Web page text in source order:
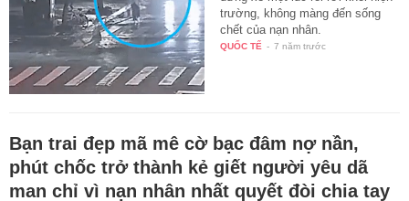
trường, không màng đến sống
chết của nạn nhân.
QUỐC TẾ - 7 năm trước
Bạn trai đẹp mã mê cờ bạc đâm nợ nần,
phút chốc trở thành kẻ giết người yêu dã
man chỉ vì nạn nhân nhất quyết đòi chia tay